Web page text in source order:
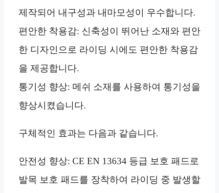
제작되어 내구성과 내마모성이 우수합니다.
편안한 착용감: 신축성이 뛰어난 소재와 편안
한 디자인으로 라이딩 시에도 편안한 착용감
을 제공합니다.
통기성 향상: 메쉬 소재를 사용하여 통기성을
향상시켰습니다.
구체적인 효과는 다음과 같습니다.
안전성 향상: CE EN 13634 등급 보호 패드로
발목 보호 패드를 장착하여 라이딩 중 발생할